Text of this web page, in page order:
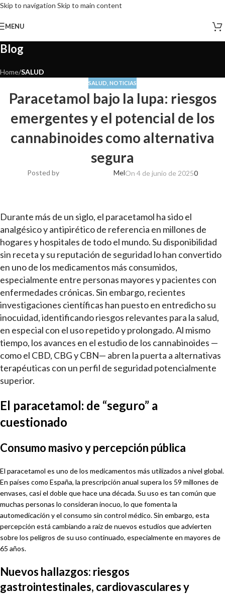
Skip to navigation Skip to main content
MENU
Blog
Home/SALUD
SALUD NOTICIAS
Paracetamol bajo la lupa: riesgos
emergentes y el potencial de los
cannabinoides como alternativa
segura
Posted by MelOn 4 de junio de 20250
Durante más de un siglo, el paracetamol ha sido el
analgésico y antipirético de referencia en millones de
hogares y hospitales de todo el mundo. Su disponibilidad
sin receta y su reputación de seguridad lo han convertido
en uno de los medicamentos más consumidos,
especialmente entre personas mayores y pacientes con
enfermedades crónicas. Sin embargo, recientes
investigaciones científicas han puesto en entredicho su
inocuidad, identificando riesgos relevantes para la salud,
en especial con el uso repetido y prolongado. Al mismo
tiempo, los avances en el estudio de los cannabinoides —
como el CBD, CBG y CBN— abren la puerta a alternativas
terapéuticas con un perfil de seguridad potencialmente
superior.
El paracetamol: de “seguro” a
cuestionado
Consumo masivo y percepción pública
El paracetamol es uno de los medicamentos más utilizados a nivel global.
En países como España, la prescripción anual supera los 59 millones de
envases, casi el doble que hace una década. Su uso es tan común que
muchas personas lo consideran inocuo, lo que fomenta la
automedicación y el consumo sin control médico. Sin embargo, esta
percepción está cambiando a raíz de nuevos estudios que advierten
sobre los peligros de su uso continuado, especialmente en mayores de
65 años.
Nuevos hallazgos: riesgos
gastrointestinales, cardiovasculares y